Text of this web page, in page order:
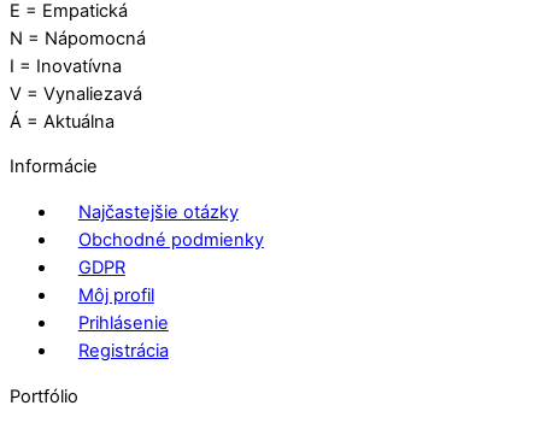
E = Empatická
N = Nápomocná
I = Inovatívna
V = Vynaliezavá
Á = Aktuálna
Informácie
Najčastejšie otázky
Obchodné podmienky
GDPR
Môj profil
Prihlásenie
Registrácia
Portfólio